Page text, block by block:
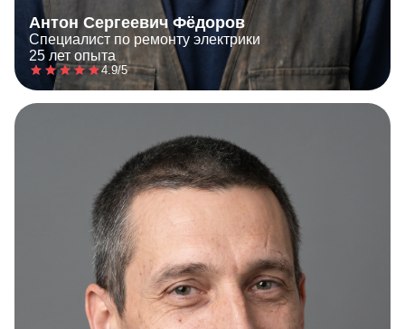
Антон Сергеевич Фёдоров
Специалист по ремонту электрики
25 лет опыта
4.9/5